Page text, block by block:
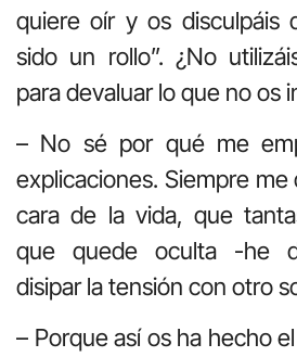
quiere oír y os disculpáis
sido un rollo”. ¿No
para devaluar lo que no os
– No sé por qué me
explicaciones. Siempre
cara de la vida, que
que quede oculta -he
disipar la tensión con otro
– Porque así os ha hecho